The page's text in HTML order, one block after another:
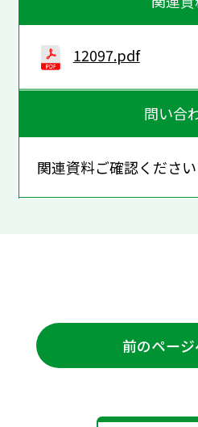
12097.pdf
問い合
関連資料ご確認ください
前のペー